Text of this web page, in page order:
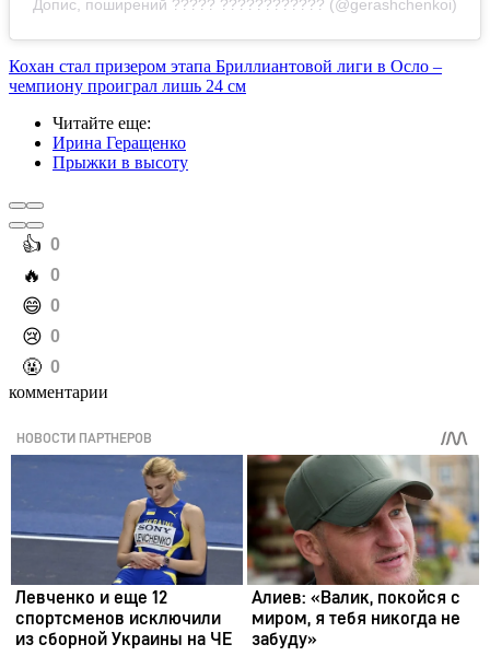
Допис, поширений ????? ???????????? (@gerashchenkoi)
Кохан стал призером этапа Бриллиантовой лиги в Осло –
чемпиону проиграл лишь 24 см
Читайте еще:
Ирина Геращенко
Прыжки в высоту
️👍 0
️🔥 0
️😄 0
️😢 0
️🤬 0
комментарии